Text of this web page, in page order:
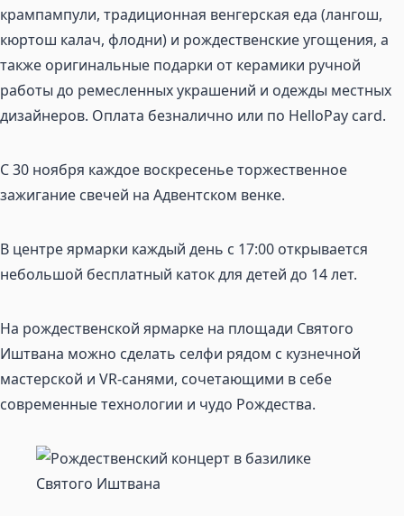
крампампули, традиционная венгерская еда (лангош,
кюртош калач, флодни) и рождественские угощения, а
также оригинальные подарки от керамики ручной
работы до ремесленных украшений и одежды местных
дизайнеров. Оплата безналично или по HelloPay card.
С 30 ноября каждое воскресенье торжественное
зажигание свечей на Адвентском венке.
В центре ярмарки каждый день с 17:00 открывается
небольшой бесплатный каток для детей до 14 лет.
На рождественской ярмарке на площади Святого
Иштвана можно сделать селфи рядом с кузнечной
мастерской и VR-санями, сочетающими в себе
современные технологии и чудо Рождества.